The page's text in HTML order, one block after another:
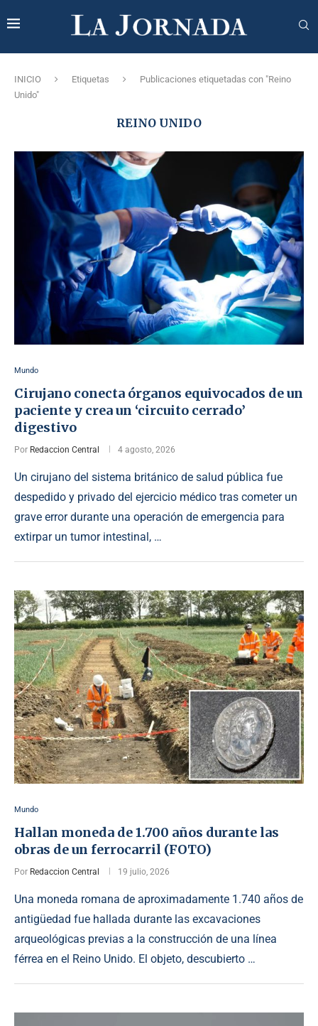
INICIO Etiquetas
Publicaciones etiquetadas con "Reino
Unido"
REINO UNIDO
Mundo
Cirujano conecta órganos equivocados de un
paciente y crea un ‘circuito cerrado’
digestivo
Por Redaccion Central 4 agosto, 2026
Un cirujano del sistema británico de salud pública fue
despedido y privado del ejercicio médico tras cometer un
grave error durante una operación de emergencia para
extirpar un tumor intestinal, …
Mundo
Hallan moneda de 1.700 años durante las
obras de un ferrocarril (FOTO)
Por Redaccion Central 19 julio, 2026
Una moneda romana de aproximadamente 1.740 años de
antigüedad fue hallada durante las excavaciones
arqueológicas previas a la construcción de una línea
férrea en el Reino Unido. El objeto, descubierto …